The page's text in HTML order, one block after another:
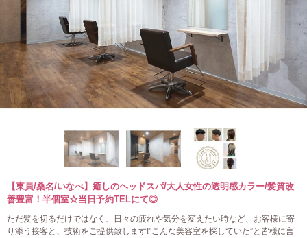
【東員/桑名/いなべ】癒しのヘッドスパ/大人女性の透明感カラー/髪質改
善豊富！半個室☆当日予約TELにて◎
ただ髪を切るだけではなく、日々の疲れや気分を変えたい時など、お客様に寄
り添う接客と、技術をご提供致します!"こんな美容室を探していた”と皆様に言